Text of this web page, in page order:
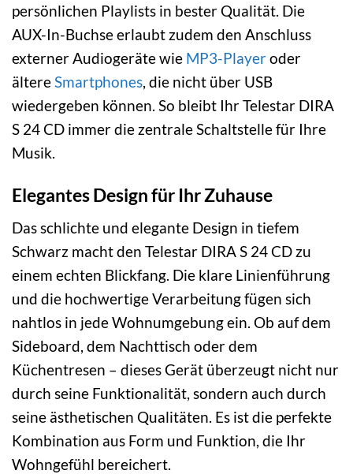
persönlichen Playlists in bester Qualität. Die
AUX-In-Buchse erlaubt zudem den Anschluss
externer Audiogeräte wie MP3-Playeroder
ältere Smartphones , die nicht über USB
wiedergeben können. So bleibt Ihr Telestar DIRA
S 24 CD immer die zentrale Schaltstelle für Ihre
Musik.
Elegantes Design für Ihr Zuhause
Das schlichte und elegante Design in tiefem
Schwarz macht den Telestar DIRA S 24 CD zu
einem echten Blickfang. Die klare Linienführung
und die hochwertige Verarbeitung fügen sich
nahtlos in jede Wohnumgebung ein. Ob auf dem
Sideboard, dem Nachttisch oder dem
Küchentresen – dieses Gerät überzeugt nicht nur
durch seine Funktionalität, sondern auch durch
seine ästhetischen Qualitäten. Es ist die perfekte
Kombination aus Form und Funktion, die Ihr
Wohngefühl bereichert.